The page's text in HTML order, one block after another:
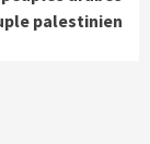
palestinien